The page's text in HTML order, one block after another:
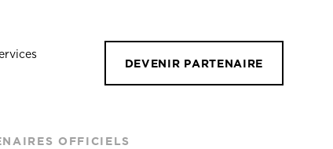
DEVENIR PARTENAIRE
OFFICIELS